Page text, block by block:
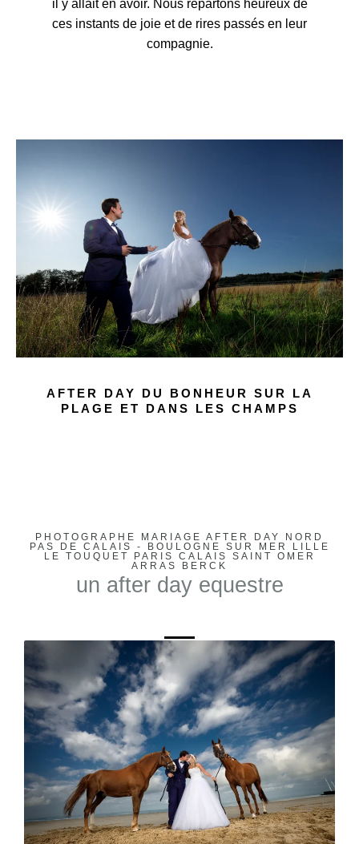
il y allait en avoir. Nous repartons heureux de
ces instants de joie et de rires passés en leur
compagnie.
AFTER DAY DU BONHEUR SUR LA
PLAGE ET DANS LES CHAMPS
PHOTOGRAPHE MARIAGE AFTER DAY NORD
PAS DE CALAIS - BOULOGNE SUR MER LILLE
LE TOUQUET PARIS CALAIS SAINT OMER
ARRAS BERCK
un after day equestre